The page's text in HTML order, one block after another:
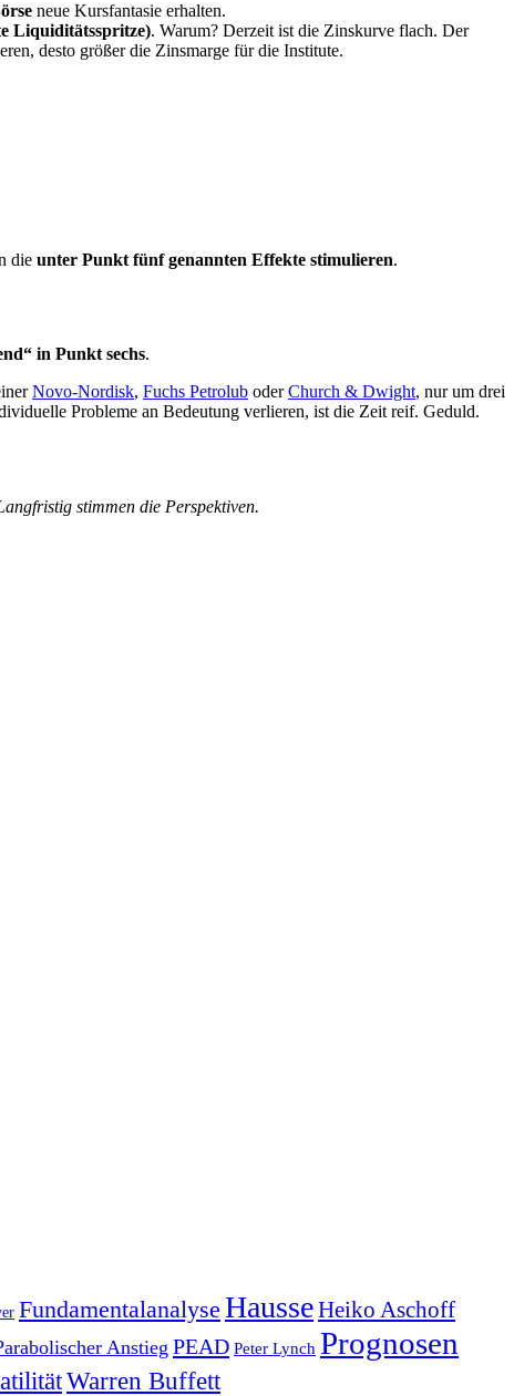
neue Kursfantasie erhalten.
Liquiditätsspritze). Warum? Derzeit ist die Zinskurve flach. Der
desto größer die Zinsmarge für die Institute.
die unter Punkt fünf genannten Effekte stimulieren.
in Punkt sechs.
Novo-Nordisk, Fuchs Petrolub oderChurch & Dwight, nur um drei
Probleme an Bedeutung verlieren, ist die Zeit reif. Geduld.
stimmen die Perspektiven.
Fundamentalanalyse HausseHeiko Aschoff
Anstieg PEAD Peter Lynch Prognosen
Warren Buffett